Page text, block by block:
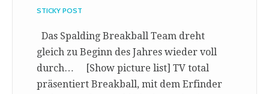
STICKY POST
Das Spalding Breakball Team dreht
gleich zu Beginn des Jahres wieder voll
durch… [Show picture list] TV total
präsentiert Breakball, mit dem Erfinder